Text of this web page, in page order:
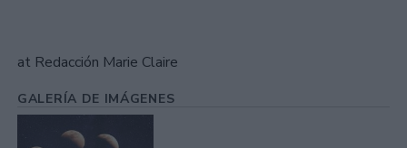
at Redacción Marie Claire
GALERÍA DE IMÁGENES